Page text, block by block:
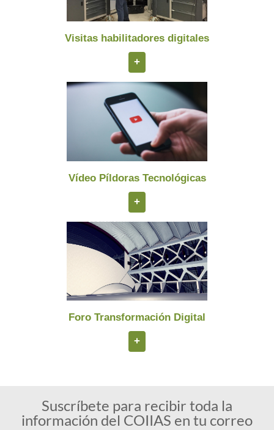
Visitas habilitadores digitales
+
Vídeo Píldoras Tecnológicas
+
Foro Transformación Digital
+
Suscríbete para recibir toda la
información del COIIAS en tu correo